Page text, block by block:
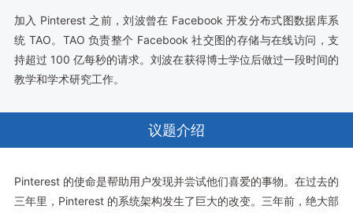
加入 Pinterest 之前，刘波曾在 Facebook 开发分布式图数据库系
统 TAO。TAO 负责整个 Facebook 社交图的存储与在线访问，支
持超过 100 亿每秒的请求。刘波在获得博士学位后做过一段时间的
教学和学术研究工作。
议题介绍
Pinterest 的使命是帮助用户发现并尝试他们喜爱的事物。在过去的
三年里，Pinterest 的系统架构发生了巨大的改变。三年前，绝大部